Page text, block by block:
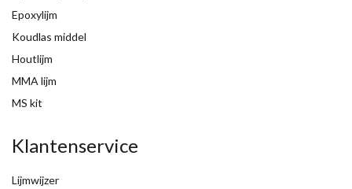
Epoxylijm
Koudlas middel
Houtlijm
MMA lijm
MS kit
Klantenservice
Lijmwijzer